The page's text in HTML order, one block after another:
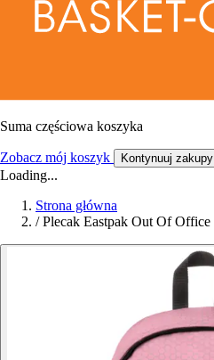
Suma częściowa koszyka
Zobacz mój koszyk Kontynuuj zakupy
Loading...
Strona główna
/ Plecak Eastpak Out Of Office